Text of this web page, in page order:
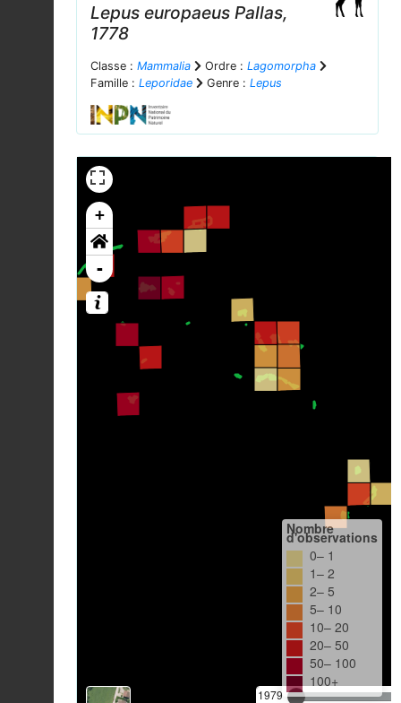
Lepus europaeus Pallas,
1778
Classe : Mammalia Ordre : Lagomorpha
Famille : Leporidae Genre : Lepus
+
-
1979
Nombre
d'observations
0– 1
1– 2
2– 5
5– 10
10– 20
20– 50
50– 100
100+